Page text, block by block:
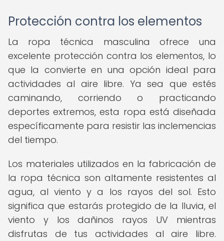
Protección contra los elementos
La ropa técnica masculina ofrece una
excelente protección contra los elementos, lo
que la convierte en una opción ideal para
actividades al aire libre. Ya sea que estés
caminando, corriendo o practicando
deportes extremos, esta ropa está diseñada
específicamente para resistir las inclemencias
del tiempo.
Los materiales utilizados en la fabricación de
la ropa técnica son altamente resistentes al
agua, al viento y a los rayos del sol. Esto
significa que estarás protegido de la lluvia, el
viento y los dañinos rayos UV mientras
disfrutas de tus actividades al aire libre.